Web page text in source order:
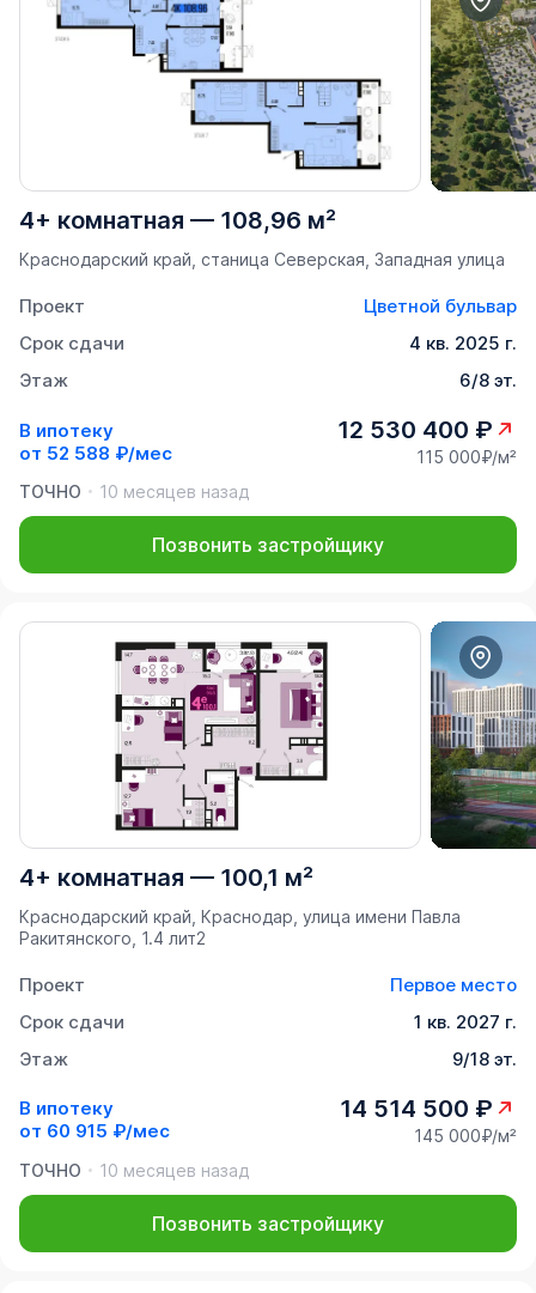
4+ комнатная — 108,96 м²
Краснодарский край, станица Северская, Западная улица
Проект
Цветной бульвар
Срок сдачи
4 кв. 2025 г.
Этаж
6/8 эт.
В ипотеку
от 52 588 ₽/мес
12 530 400 ₽
115 000₽/м²
ТОЧНО
10 месяцев назад
Позвонить застройщику
4+ комнатная — 100,1 м²
Краснодарский край, Краснодар, улица имени Павла
Ракитянского, 1.4 лит2
Проект
Первое место
Срок сдачи
1 кв. 2027 г.
Этаж
9/18 эт.
В ипотеку
от 60 915 ₽/мес
14 514 500 ₽
145 000₽/м²
ТОЧНО
10 месяцев назад
Позвонить застройщику